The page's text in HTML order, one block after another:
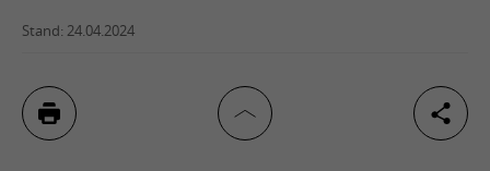
Stand: 24.04.2024